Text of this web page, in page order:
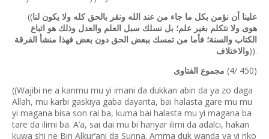
((علينا أن نؤمن بكل ما جاء من عند الله ونقر بالحق كله ولا يكون لنا
هوى ولا نتكلم بغير علم؛ بل نسلك سبل العلم والعدل وذلك هو اتباع
الكتاب والسنة؛ فأما من تمسك ببعض الحق دون بعض فهذا منشأ الفرقة
والاختلاف)).
مجموع الفتاوى (4/ 450)
((Wajibi ne a kanmu mu yi imani da dukkan abin da ya zo daga
Allah, mu karbi gaskiya gaba dayanta, bai halasta gare mu mu
yi magana bisa son rai ba, kuma bai halasta mu yi magana ba
tare da ilimi ba. A’a, sai dai mu bi hanyar ilimi da adalci, hakan
kuwa shi ne Bin Alkur’ani da Sunna. Amma duk wanda ya yi riko